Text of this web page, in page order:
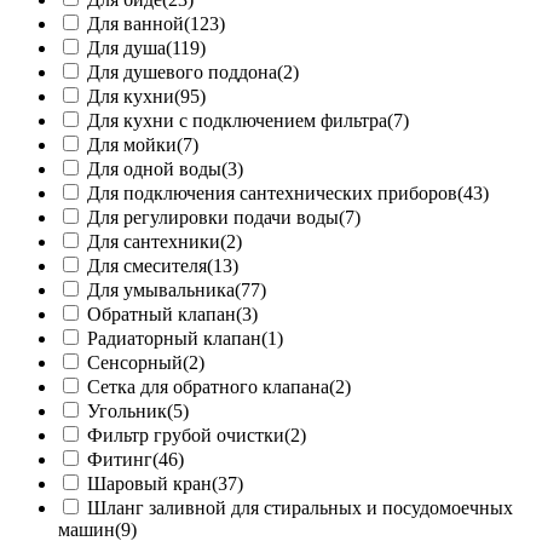
Для ванной(123)
Для душа(119)
Для душевого поддона(2)
Для кухни(95)
Для кухни с подключением фильтра(7)
Для мойки(7)
Для одной воды(3)
Для подключения сантехнических приборов(43)
Для регулировки подачи воды(7)
Для сантехники(2)
Для смесителя(13)
Для умывальника(77)
Обратный клапан(3)
Радиаторный клапан(1)
Сенсорный(2)
Сетка для обратного клапана(2)
Угольник(5)
Фильтр грубой очистки(2)
Фитинг(46)
Шаровый кран(37)
Шланг заливной для стиральных и посудомоечных
машин(9)